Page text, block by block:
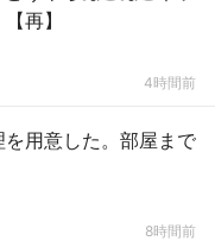
再】
4時間前
用意した。部屋まで
8時間前